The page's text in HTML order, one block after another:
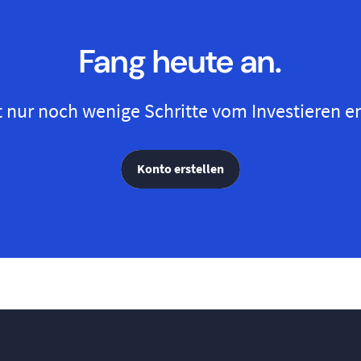
Fang heute an.
nur noch wenige Schritte vom Investieren
Konto erstellen